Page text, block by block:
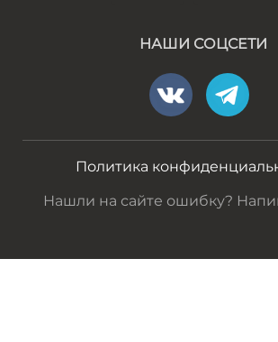
НАШИ СОЦСЕТИ
Политика
Нашли на сайте ошибку?